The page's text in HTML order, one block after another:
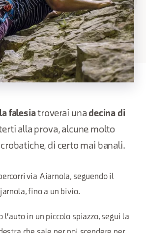
falesiatroverai una decina di
alla prova, alcune molto
di certo mai banali.
via Aiarnola, seguendo il
fino a un bivio.
l'auto in un piccolo spiazzo, segui la